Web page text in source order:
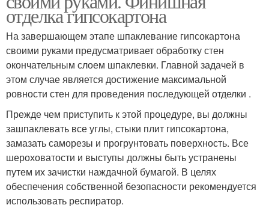
отделка гипсокартона
На завершающем этапе шпаклевание гипсокартона
своими руками предусматривает обработку стен
окончательным слоем шпаклевки. Главной задачей в
этом случае является достижение максимальной
ровности стен для проведения последующей отделки .
Прежде чем приступить к этой процедуре, вы должны
зашпаклевать все углы, стыки плит гипсокартона,
замазать саморезы и прогрунтовать поверхность. Все
шероховатости и выступы должны быть устранены
путем их зачистки наждачной бумагой. В целях
обеспечения собственной безопасности рекомендуется
использовать респиратор.